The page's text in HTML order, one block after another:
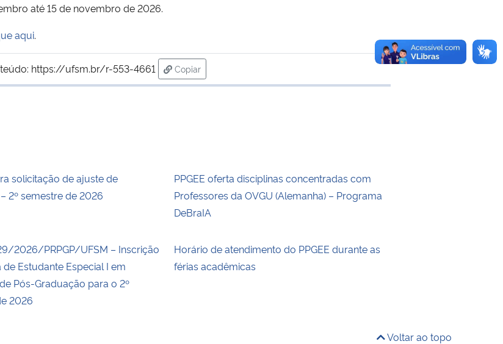
até 15 de novembro de 2026.
aqui.
https://ufsm.br/r-553-4661
Copiar
para área de transferência
solicitação de ajuste de
2º semestre de 2026
PPGEE oferta disciplinas concentradas com
Professores da OVGU (Alemanha) – Programa
DeBraIA
2026/PRPGP/UFSM – Inscrição
Estudante Especial I em
Pós-Graduação para o 2º
2026
Horário de atendimento do PPGEE durante as
férias acadêmicas
Voltar ao topo